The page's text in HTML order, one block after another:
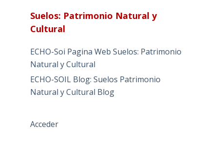
Suelos: Patrimonio Natural y
Cultural
ECHO-Soi Pagina Web Suelos: Patrimonio
Natural y Cultural
ECHO-SOIL Blog: Suelos Patrimonio
Natural y Cultural Blog
Acceder